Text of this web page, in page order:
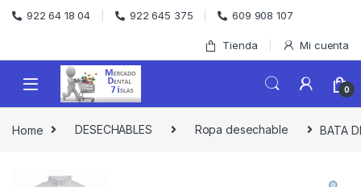
Skip to navigation
Skip to content
922 64 18 04 922 645 375 609 908 107
Tienda Mi cuenta
0
Home DESECHABLES Ropa desechable BATA